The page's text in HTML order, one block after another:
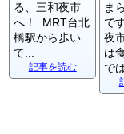
る、三和夜市
へ！ MRT台北
橋駅から歩い
て...
記事を読む
ま
で
夜
は
で